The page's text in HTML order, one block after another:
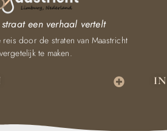
een verhaal vertelt
door de straten van Maastricht
te maken.